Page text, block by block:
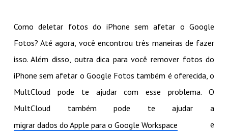
Como deletar fotos do iPhone sem afetar o Google
Fotos? Até agora, você encontrou três maneiras de fazer
isso. Além disso, outra dica para você remover fotos do
iPhone sem afetar o Google Fotos também é oferecida, o
MultCloud pode te ajudar com esse problema. O
MultCloud também pode te ajudar a
migrar dados do Apple para o Google Workspace e